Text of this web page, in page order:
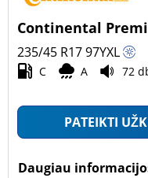
Continental
235/45 R1797YXL
C A 72
PATEIKTI
Daugiau